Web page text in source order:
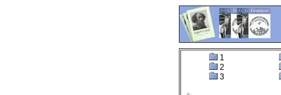
1
2
3